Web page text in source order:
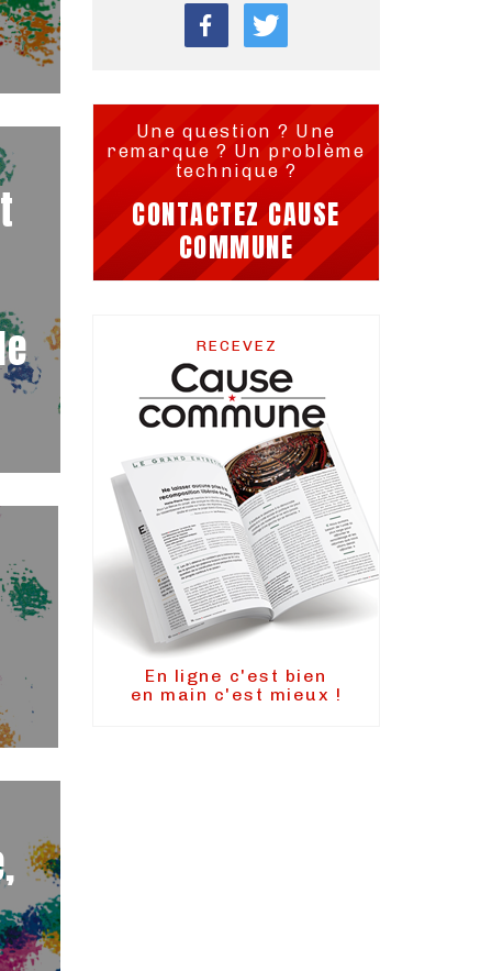
Une question ? Une
remarque ? Un problème
technique ?
CONTACTEZ CAUSE
COMMUNE
RECEVEZ
En ligne c'est bien
en main c'est mieux !